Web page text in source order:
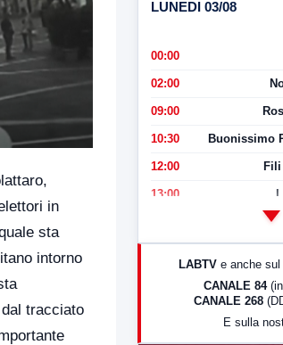
in
sta
intorno
tracciato
LUNEDI 03/08
00:00
02:00
09:00
10:30 Buonissimo
12:00
13:00
LABTV e anche
CANALE 84
CANALE 268
E sulla